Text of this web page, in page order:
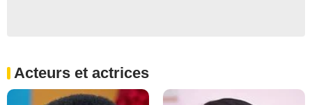
Acteurs et actrices